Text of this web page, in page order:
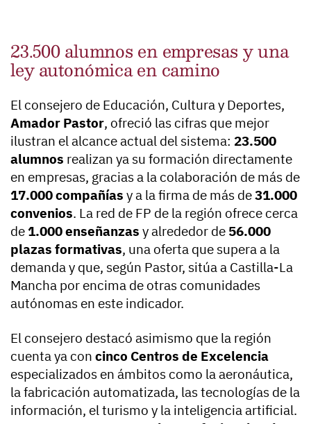
23.500 alumnos en empresas y una
ley autonómica en camino
El consejero de Educación, Cultura y Deportes,
Amador Pastor, ofreció las cifras que mejor
ilustran el alcance actual del sistema: 23.500
alumnos realizan ya su formación directamente
en empresas, gracias a la colaboración de más de
17.000 compañías y a la firma de más de31.000
convenios. La red de FP de la región ofrece cerca
de 1.000 enseñanzas y alrededor de 56.000
plazas formativas, una oferta que supera a la
demanda y que, según Pastor, sitúa a Castilla-La
Mancha por encima de otras comunidades
autónomas en este indicador.
El consejero destacó asimismo que la región
cuenta ya con cinco Centros de Excelencia
especializados en ámbitos como la aeronáutica,
la fabricación automatizada, las tecnologías de la
información, el turismo y la inteligencia artificial.